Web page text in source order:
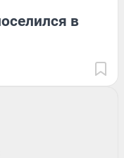
в